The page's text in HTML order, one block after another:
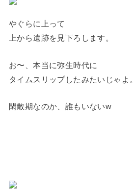
やぐらに上って
上から遺跡を見下ろします。
お〜、本当に弥生時代に
タイムスリップしたみたいじゃよ。
閑散期なのか、誰もいないw